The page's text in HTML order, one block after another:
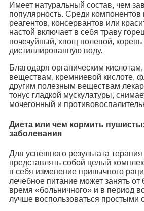
Имеет натуральный состав, чем
популярность. Среди компонентов
реагентов, консервантов или
настой включает в себя траву
почечуйный, хвощ полевой, корень
дистиллированную воду.
Благодаря органическим
веществам, кремниевой кислоте,
другим полезным веществам
тонус гладкой мускулатуры,
мочегонный и
Диета или чем кормить
заболевания
Для успешного результата
представлять собой целый
в себя изменение привычного
лечебное питание может занять
время «больничного» и в период
лучше воспользоваться простыми